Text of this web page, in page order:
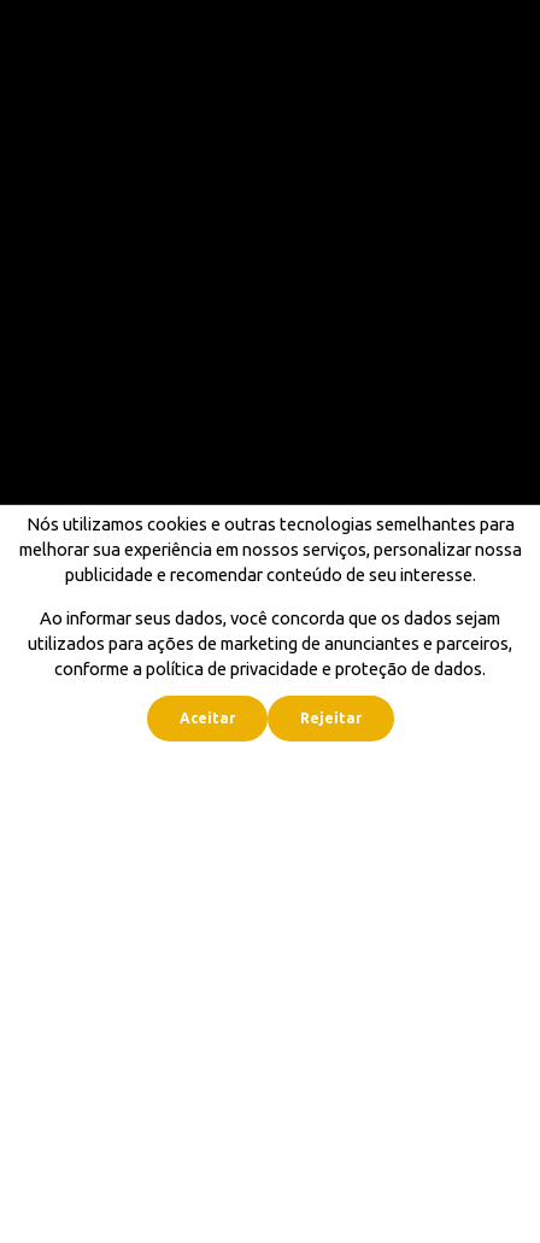
Nós utilizamos cookies e outras tecnologias semelhantes para
melhorar sua experiência em nossos serviços, personalizar nossa
publicidade e recomendar conteúdo de seu interesse.
Ao informar seus dados, você concorda que os dados sejam
utilizados para ações de marketing de anunciantes e parceiros,
conforme a política de privacidade e proteção de dados.
Aceitar Rejeitar